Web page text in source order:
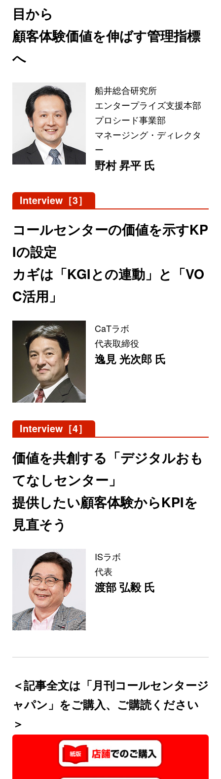
目から
顧客体験価値を伸ばす管理指標
へ
船井総合研究所
エンタープライズ支援本部
プロシード事業部
マネージング・ディレクタ
ー
野村 昇平 氏
Interview［3］
コールセンターの価値を示すKP
Iの設定
カギは「KGIとの連動」と「VO
C活用」
CaTラボ
代表取締役
逸見 光次郎 氏
Interview［4］
価値を共創する「デジタルおも
てなしセンター」
提供したい顧客体験からKPIを
見直そう
ISラボ
代表
渡部 弘毅 氏
＜記事全文は「月刊コールセンタージ
ャパン」をご購入、ご購読ください
＞